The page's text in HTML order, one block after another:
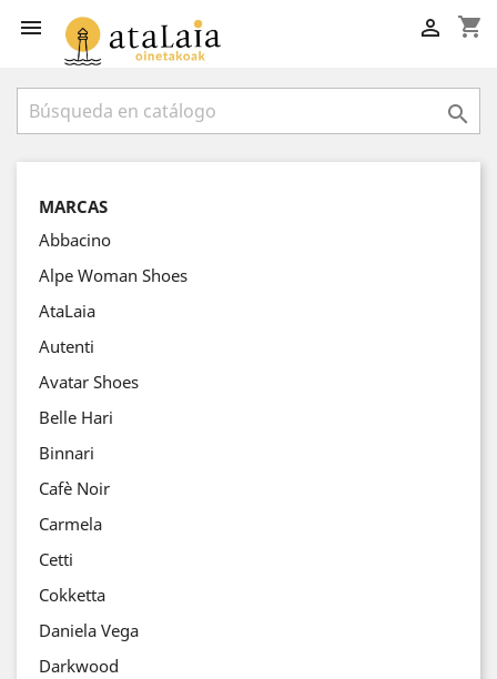
 shopping_cart


MARCAS
Abbacino
Alpe Woman Shoes
AtaLaia
Autenti
Avatar Shoes
Belle Hari
Binnari
Cafè Noir
Carmela
Cetti
Cokketta
Daniela Vega
Darkwood